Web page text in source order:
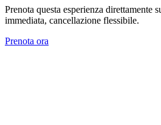
Prenota questa esperienza direttamente
immediata, cancellazione flessibile.
Prenota ora